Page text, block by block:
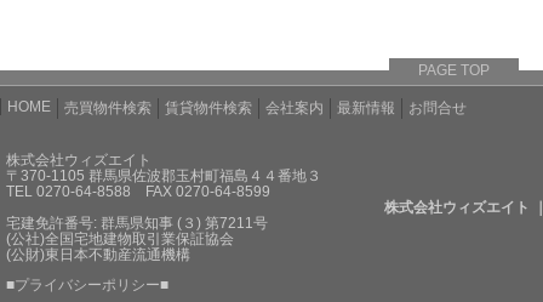
PAGE TOP
HOME 売買物件検索 賃貸物件検索 会社案内 最新情報 お問合せ
株式会社ウィズエイト
〒370-1105 群馬県佐波郡玉村町福島４４番地３
TEL 0270-64-8588 FAX 0270-64-8599
株式会社ウィズエイト
宅建免許番号: 群馬県知事 (３) 第7211号
(公社)全国宅地建物取引業保証協会
(公財)東日本不動産流通機構
■プライバシーポリシー■